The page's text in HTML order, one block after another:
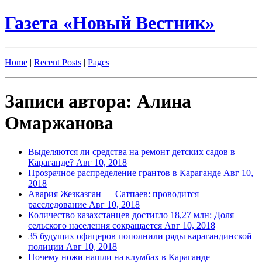
Газета «Новый Вестник»
Home | Recent Posts | Pages
Записи автора: Алина
Омаржанова
Выделяются ли средства на ремонт детских садов в
Караганде? Авг 10, 2018
Прозрачное распределение грантов в Караганде Авг 10,
2018
Авария Жезказган — Сатпаев: проводится
расследование Авг 10, 2018
Количество казахстанцев достигло 18,27 млн: Доля
сельского населения сокращается Авг 10, 2018
35 будущих офицеров пополнили ряды карагандинской
полиции Авг 10, 2018
Почему ножи нашли на клумбах в Караганде